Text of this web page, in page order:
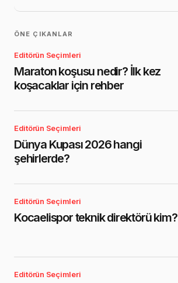
ÖNE ÇIKANLAR
Editörün Seçimleri
Maraton koşusu nedir? İlk kez
koşacaklar için rehber
Editörün Seçimleri
Dünya Kupası 2026 hangi
şehirlerde?
Editörün Seçimleri
Kocaelispor teknik direktörü kim?
Editörün Seçimleri